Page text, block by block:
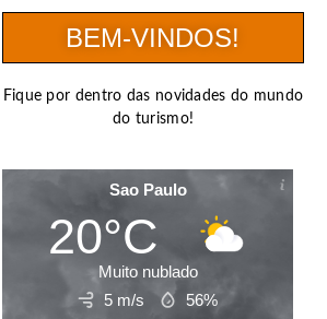
BEM-VINDOS!
Fique por dentro das novidades do mundo
do turismo!
Sao Paulo
20°C
Muito nublado
5 m/s
56%